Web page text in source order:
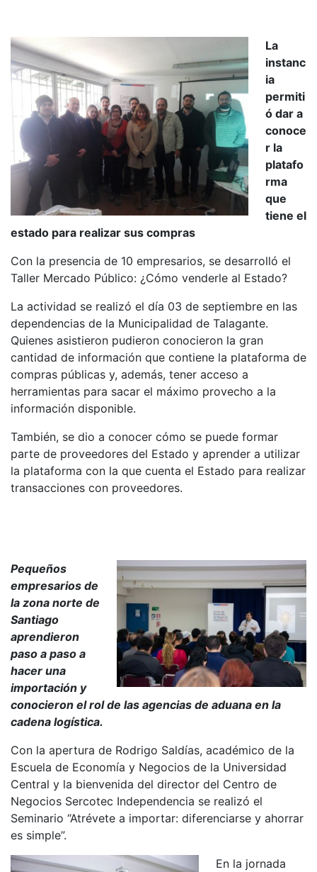
La
instanc
ia
permiti
ó dar a
conoce
r la
platafo
rma
que
tiene el
estado para realizar sus compras
Con la presencia de 10 empresarios, se desarrolló el
Taller Mercado Público: ¿Cómo venderle al Estado?
La actividad se realizó el día 03 de septiembre en las
dependencias de la Municipalidad de Talagante.
Quienes asistieron pudieron conocieron la gran
cantidad de información que contiene la plataforma de
compras públicas y, además, tener acceso a
herramientas para sacar el máximo provecho a la
información disponible.
También, se dio a conocer cómo se puede formar
parte de proveedores del Estado y aprender a utilizar
la plataforma con la que cuenta el Estado para realizar
transacciones con proveedores.
Pequeños
empresarios de
la zona norte de
Santiago
aprendieron
paso a paso a
hacer una
importación y
conocieron el rol de las agencias de aduana en la
cadena logística.
Con la apertura de Rodrigo Saldías, académico de la
Escuela de Economía y Negocios de la Universidad
Central y la bienvenida del director del Centro de
Negocios Sercotec Independencia se realizó el
Seminario “Atrévete a importar: diferenciarse y ahorrar
es simple”.
En la jornada